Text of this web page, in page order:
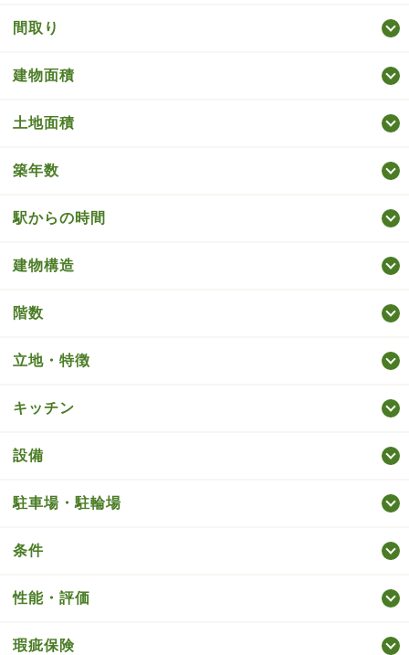
間取り
建物面積
土地面積
築年数
駅からの時間
建物構造
階数
立地・特徴
キッチン
設備
駐車場・駐輪場
条件
性能・評価
瑕疵保険